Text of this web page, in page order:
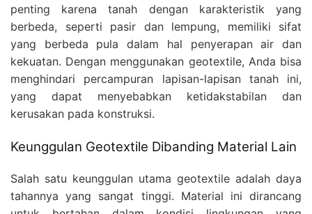
penting karena tanah dengan karakteristik yang
berbeda, seperti pasir dan lempung, memiliki sifat
yang berbeda pula dalam hal penyerapan air dan
kekuatan. Dengan menggunakan geotextile, Anda bisa
menghindari percampuran lapisan-lapisan tanah ini,
yang dapat menyebabkan ketidakstabilan dan
kerusakan pada konstruksi.
Keunggulan Geotextile Dibanding Material Lain
Salah satu keunggulan utama geotextile adalah daya
tahannya yang sangat tinggi. Material ini dirancang